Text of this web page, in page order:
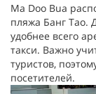
Ma Doo Bua
пляжа Банг Тао.
удобнее всего
такси. Важно
туристов,
посетителей.